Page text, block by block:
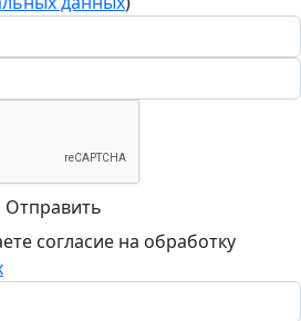
Отправить
согласие на обработку